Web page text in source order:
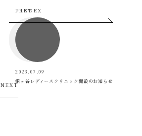
INDEX
PREV
2023.07.09
鎌ヶ谷レディースクリニック開設のお知らせ
NEXT